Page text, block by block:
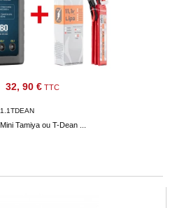
32, 90 € TTC
Tamiya ou T-Dean ...